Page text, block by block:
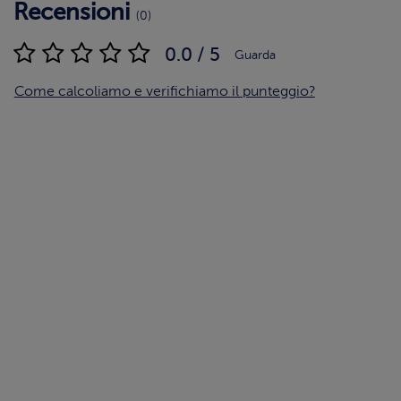
Recensioni (0)
0.0 / 5 Guarda
Come calcoliamo e verifichiamo il punteggio?